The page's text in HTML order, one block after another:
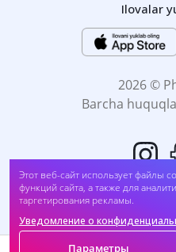
Этот веб-сайт использует файлы
функций сайта, а также для
таргетирования рекламы.
Уведомление о
Параметры
Ilovalar
2026 ©
Barcha